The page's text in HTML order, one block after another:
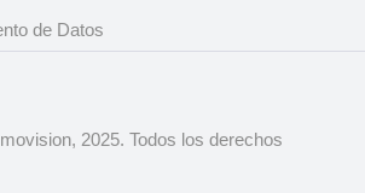
de Datos
2025. Todos los derechos